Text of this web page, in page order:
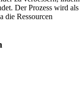
Der Prozess wird als
die Ressourcen